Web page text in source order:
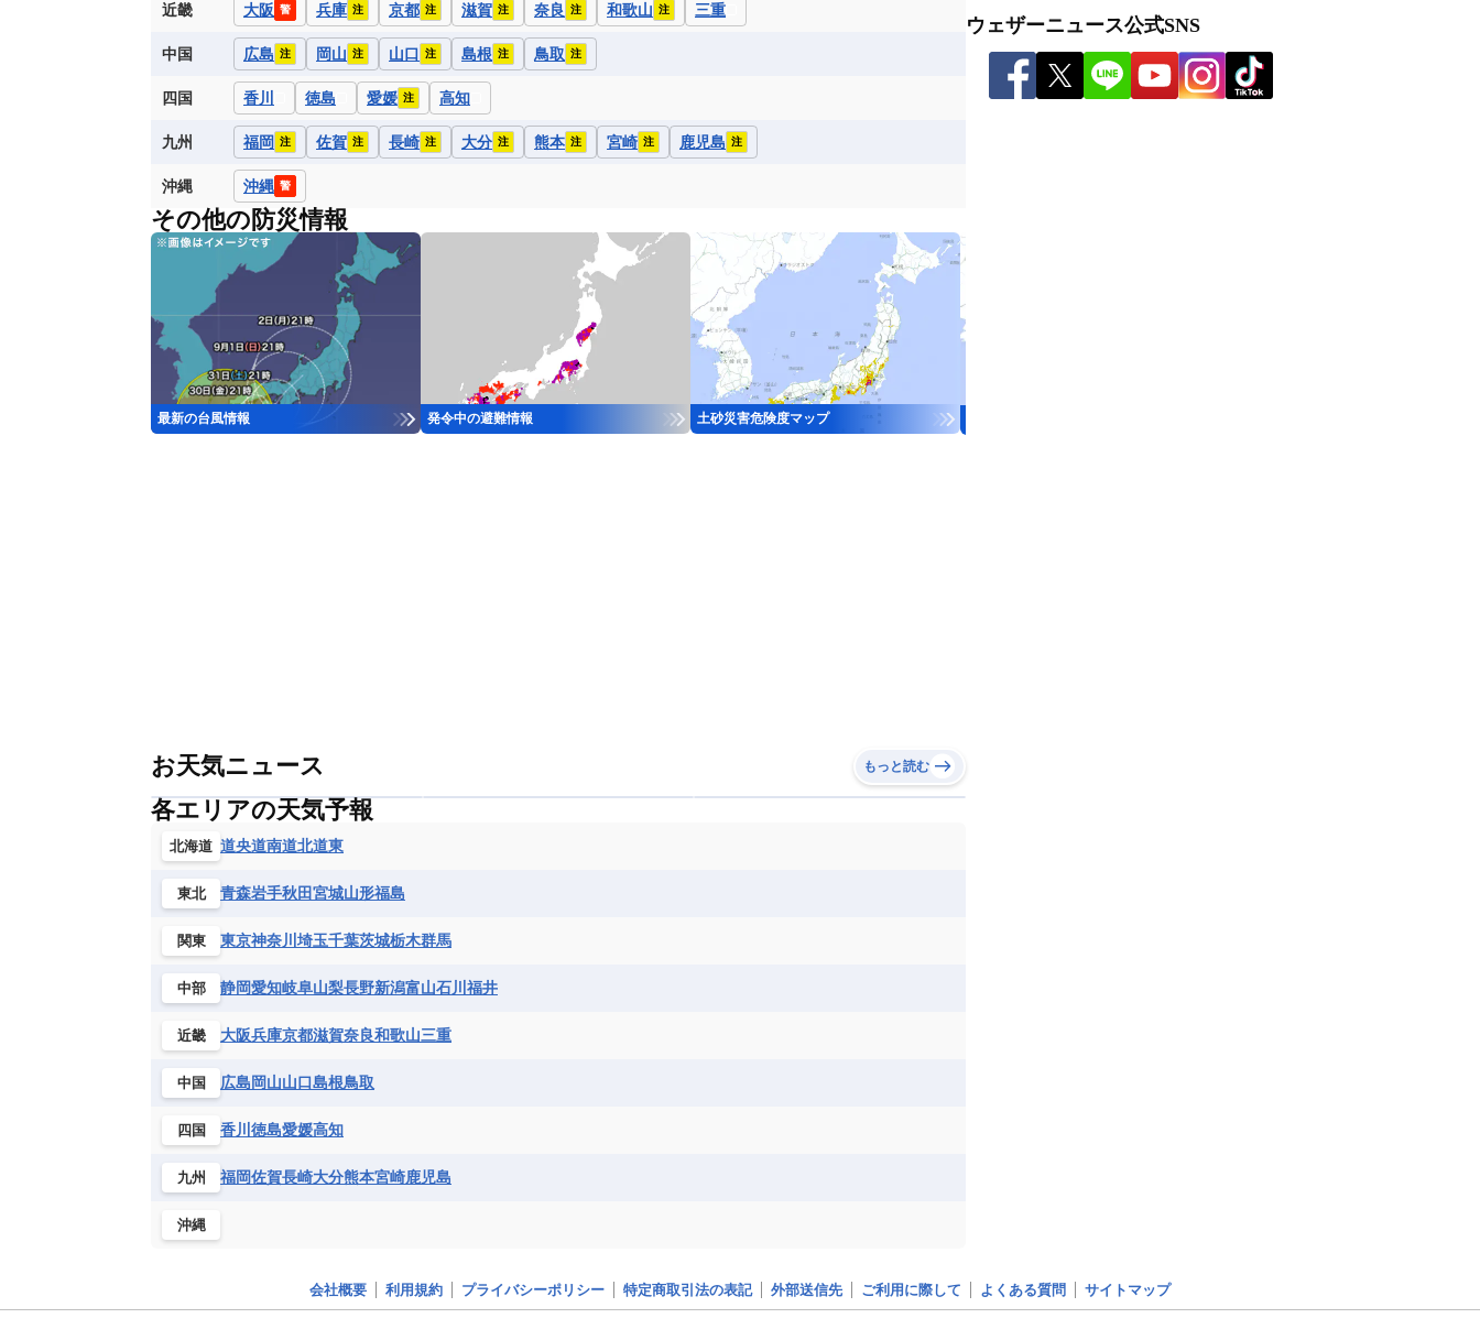
近畿 大阪 警 兵庫 注 京都 注 滋賀 注 奈良 注 和歌山 注 三重
中国 広島 注 岡山 注 山口 注 島根 注 鳥取 注
四国 香川 徳島 愛媛 注 高知
九州 福岡 注 佐賀 注 長崎 注 大分 注 熊本 注 宮崎 注 鹿児島 注
沖縄 沖縄 警
その他の防災情報
最新の台風情報 発令中の避難情報 土砂災害危険度マップ
お天気ニュース もっと読む
各エリアの天気予報
北海道 道央道南道北道東
東北 青森岩手秋田宮城山形福島
関東 東京神奈川 埼玉千葉茨城栃木群馬
中部 静岡愛知岐阜山梨長野新潟富山石川 福井
近畿 大阪兵庫京都滋賀奈良和歌山三重
中国 広島岡山山口島根鳥取
四国 香川 徳島愛媛高知
九州 福岡佐賀長崎大分熊本宮崎鹿児島
沖縄
ウェザーニュース公式SNS
会社概要 利用規約 プライバシーポリシー 特定商取引法の表記 外部送信先 ご利用に際して よくある質問 サイトマップ